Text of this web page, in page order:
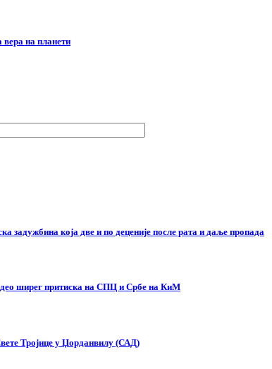
на планети
задужбина која две и по деценије после рата и даље пропада
ширег притиска на СПЦ и Србе на КиМ
Тројице у Џорданвилу (САД)